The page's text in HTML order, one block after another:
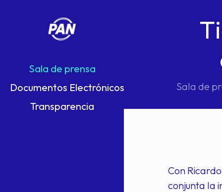
Sala de prensa
Documentos Electrónicos
Transparencia
Sala de
Con
conjunta la